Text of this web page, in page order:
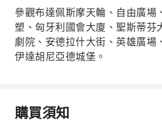
參觀布達佩斯摩天輪、自由廣場
塑、匈牙利國會大廈、聖斯蒂芬
劇院、安德拉什大街、英雄廣場
伊達胡尼亞德城堡。
購買須知